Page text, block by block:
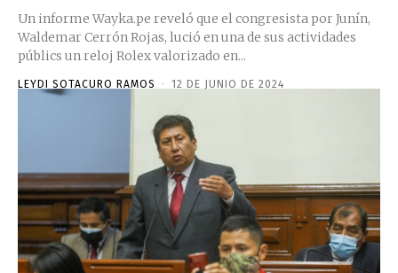
Un informe Wayka.pe reveló que el congresista por Junín,
Waldemar Cerrón Rojas, lució en una de sus actividades
públics un reloj Rolex valorizado en...
LEYDI SOTACURO RAMOS - 12 DE JUNIO DE 2024